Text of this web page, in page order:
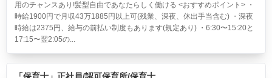
用のチャンスあり!髪型自由であなたらしく働ける <おすすめポイント> ・
時給1900円で月収43万1885円以上可(残業、深夜、休出手当含む) ・深夜
時給は2375円、給与の前払い制度もあります(規定あり) ・6:30〜15:20と
17:15〜翌2:05の...